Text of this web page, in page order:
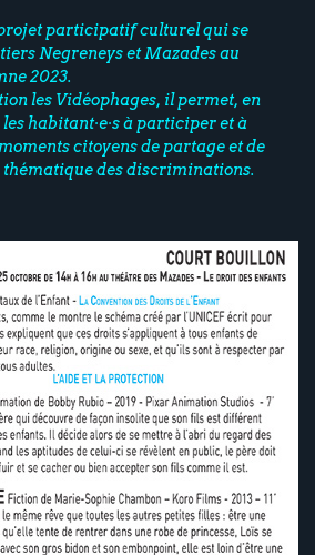
participatif culturel qui se
Negreneys et Mazades au
2023.
les Vidéophages, il permet, en
habitant·e·s à participer et à
citoyens de partage et de
thématiquedes discriminations.